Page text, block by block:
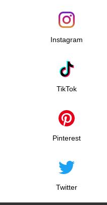
Instagram
TikTok
Pinterest
Twitter